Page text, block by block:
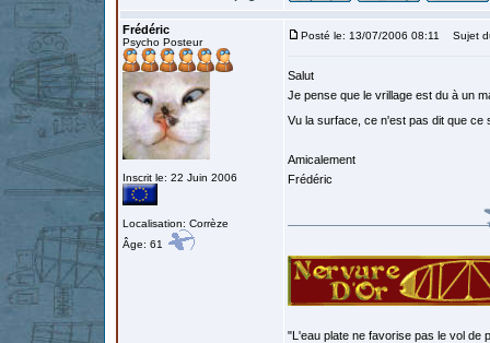
Frédéric
Psycho Posteur
Inscrit le: 22 Juin 2006
Localisation: Corrèze
Âge: 61
Posté le: 13/07/2006 08:11 Sujet
Salut
Je pense que le vrillage est du à un
Vu la surface, ce n'est pas dit que
Amicalement
Frédéric
"L'eau plate ne favorise pas le vol de